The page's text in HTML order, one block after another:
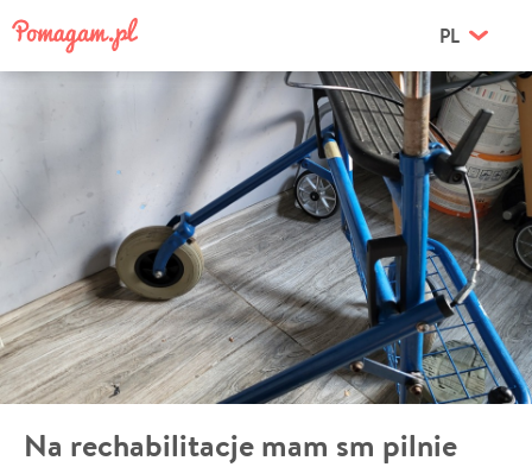
PL
Na rechabilitacje mam sm pilnie